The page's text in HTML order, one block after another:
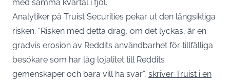
med samma kvartal i fjol.
Analytiker på Truist Securities pekar ut den långsiktiga
risken. ”Risken med detta drag, om det lyckas, är en
gradvis erosion av Reddits användbarhet för tillfälliga
besökare som har låg lojalitet till Reddits
gemenskaper och bara vill ha svar”, skriver Truist i en